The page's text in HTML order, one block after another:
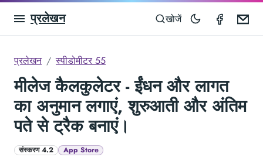
प्रलेखन खोजें
प्रलेखन स्पीडोमीटर 55
मीलेज कैलकुलेटर - ईंधन और लागत
का अनुमान लगाएं, शुरुआती और अंतिम
पते से ट्रैक बनाएं।
संस्करण 4.2 App Store